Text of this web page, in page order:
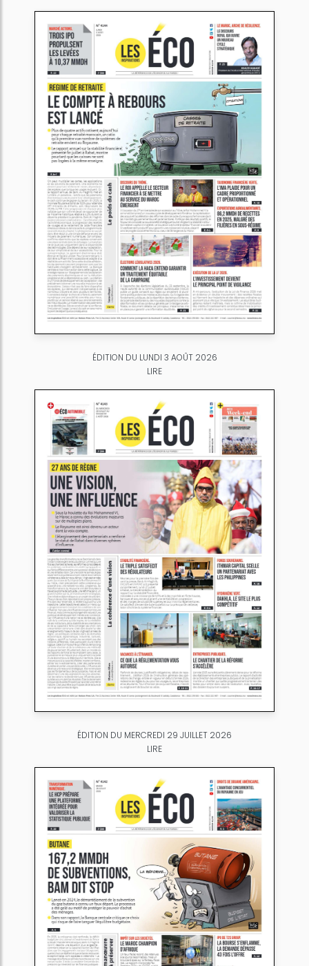
ÉDITION DU LUNDI 3 AOÛT 2026
LIRE
ÉDITION DU MERCREDI 29 JUILLET 2026
LIRE